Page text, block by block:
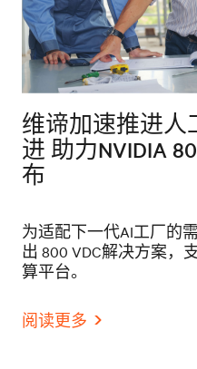
维谛加速推进人
进 助力NVIDIA
布
为适配下一代AI工厂的
出 800 VDC解决方案，
算平台。
阅读更多